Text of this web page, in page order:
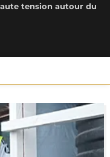
tension autour du